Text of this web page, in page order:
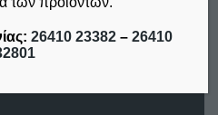
26410 23382 – 26410